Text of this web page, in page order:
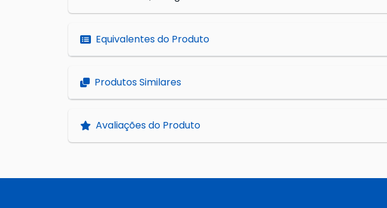
Equivalentes do Produto
Produtos Similares
Avaliações do Produto